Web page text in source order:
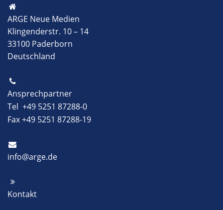
ARGE Neue Medien
Klingenderstr. 10 – 14
33100 Paderborn
Deutschland
Ansprechpartner
Tel +49 5251 87288-0
Fax +49 5251 87288-19
info@arge.de
Kontakt